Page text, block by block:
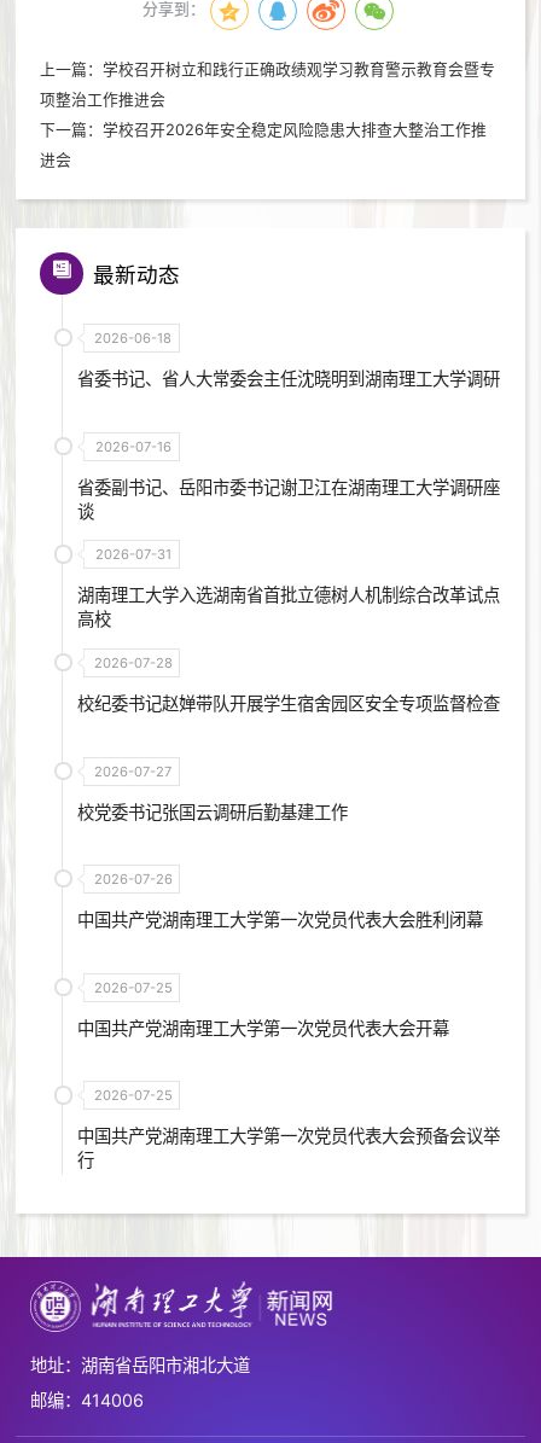
分享到：
上一篇：学校召开树立和践行正确政绩观学习教育警示教育会暨专
项整治工作推进会
下一篇：学校召开2026年安全稳定风险隐患大排查大整治工作推
进会
最新动态
2026-06-18
省委书记、省人大常委会主任沈晓明到湖南理工大学调研
2026-07-16
省委副书记、岳阳市委书记谢卫江在湖南理工大学调研座
谈
2026-07-31
湖南理工大学入选湖南省首批立德树人机制综合改革试点
高校
2026-07-28
校纪委书记赵婵带队开展学生宿舍园区安全专项监督检查
2026-07-27
校党委书记张国云调研后勤基建工作
2026-07-26
中国共产党湖南理工大学第一次党员代表大会胜利闭幕
2026-07-25
中国共产党湖南理工大学第一次党员代表大会开幕
2026-07-25
中国共产党湖南理工大学第一次党员代表大会预备会议举
行
地址：湖南省岳阳市湘北大道
邮编：414006